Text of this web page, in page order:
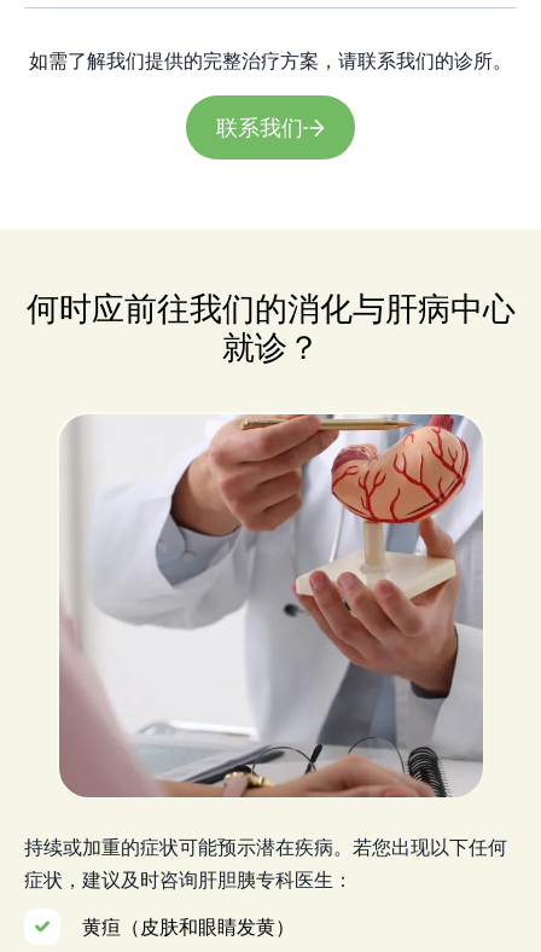
如需了解我们提供的完整治疗方案，请联系我们的诊所。
联系我们
何时应前往我们的消化与肝病中心
就诊？
持续或加重的症状可能预示潜在疾病。若您出现以下任何
症状，建议及时咨询肝胆胰专科医生：
黄疸（皮肤和眼睛发黄）